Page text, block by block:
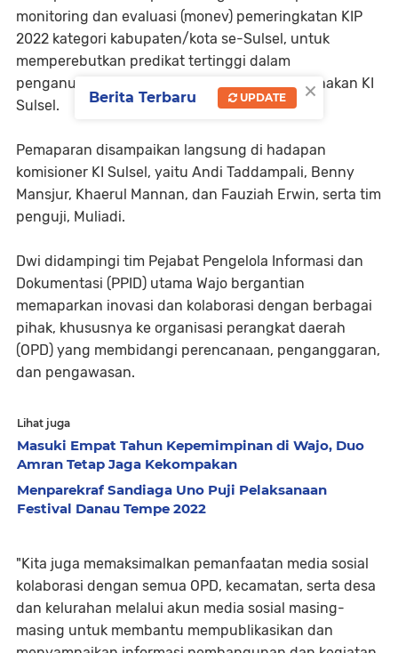
monitoring dan evaluasi (monev) pemeringkatan KIP
2022 kategori kabupaten/kota se-Sulsel, untuk
memperebutkan predikat tertinggi dalam
penganugerahan KIP yang tiap tahun dilaksanakan KI
Sulsel.
Pemaparan disampaikan langsung di hadapan
komisioner KI Sulsel, yaitu Andi Taddampali, Benny
Mansjur, Khaerul Mannan, dan Fauziah Erwin, serta tim
penguji, Muliadi.
Dwi didampingi tim Pejabat Pengelola Informasi dan
Dokumentasi (PPID) utama Wajo bergantian
memaparkan inovasi dan kolaborasi dengan berbagai
pihak, khususnya ke organisasi perangkat daerah
(OPD) yang membidangi perencanaan, penganggaran,
dan pengawasan.
Lihat juga
Masuki Empat Tahun Kepemimpinan di Wajo, Duo
Amran Tetap Jaga Kekompakan
Menparekraf Sandiaga Uno Puji Pelaksanaan
Festival Danau Tempe 2022
"Kita juga memaksimalkan pemanfaatan media sosial
kolaborasi dengan semua OPD, kecamatan, serta desa
dan kelurahan melalui akun media sosial masing-
masing untuk membantu mempublikasikan dan
×
Berita Terbaru UPDATE